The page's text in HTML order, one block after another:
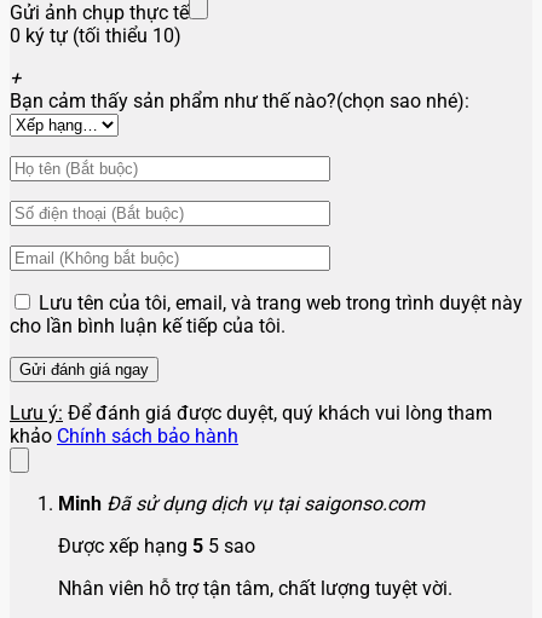
Gửi ảnh chụp thực tế
0 ký tự (tối thiểu 10)
+
Bạn cảm thấy sản phẩm như thế nào?(chọn sao nhé):
Lưu tên của tôi, email, và trang web trong trình duyệt này
cho lần bình luận kế tiếp của tôi.
Lưu ý: Để đánh giá được duyệt, quý khách vui lòng tham
khảo Chính sách bảo hành
Minh Đã sử dụng dịch vụ tại saigonso.com
Được xếp hạng 5 5 sao
Nhân viên hỗ trợ tận tâm, chất lượng tuyệt vời.